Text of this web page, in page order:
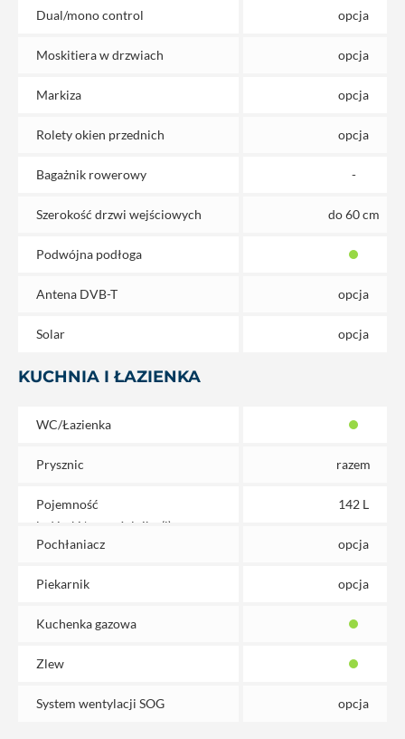
Dual/mono control
Moskitiera w drzwiach
Markiza
Rolety okien przednich
Bagażnik rowerowy
Szerokość drzwi wejściowych
Podwójna podłoga
Antena DVB-T
Solar
KUCHNIA I ŁAZIENKA
WC/Łazienka
Prysznic
Pojemność
lodówki/zamrażalnika (l)
Pochłaniacz
Piekarnik
Kuchenka gazowa
Zlew
System wentylacji SOG
opcja
opcja
opcja
opcja
-
do 60 cm
opcja
opcja
razem
142 L
opcja
opcja
opcja